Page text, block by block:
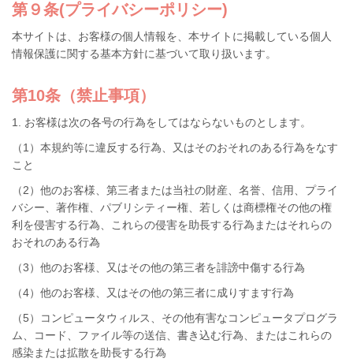
第９条(プライバシーポリシー)
本サイトは、お客様の個人情報を、本サイトに掲載している個人
情報保護に関する基本方針に基づいて取り扱います。
第10条（禁止事項）
1. お客様は次の各号の行為をしてはならないものとします。
（1）本規約等に違反する行為、又はそのおそれのある行為をなす
こと
（2）他のお客様、第三者または当社の財産、名誉、信用、プライ
バシー、著作権、パブリシティー権、若しくは商標権その他の権
利を侵害する行為、これらの侵害を助長する行為またはそれらの
おそれのある行為
（3）他のお客様、又はその他の第三者を誹謗中傷する行為
（4）他のお客様、又はその他の第三者に成りすます行為
（5）コンピュータウィルス、その他有害なコンピュータプログラ
ム、コード、ファイル等の送信、書き込む行為、またはこれらの
感染または拡散を助長する行為